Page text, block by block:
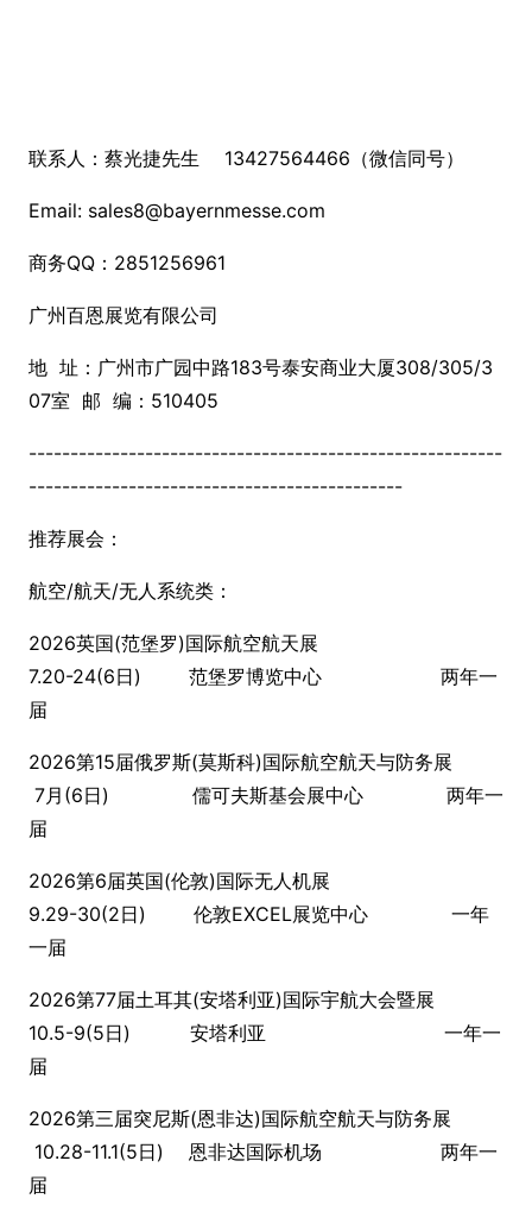
联系人：蔡光捷先生 13427564466（微信同号）
Email: sales8@bayernmesse.com
商务QQ：2851256961
广州百恩展览有限公司
地 址：广州市广园中路183号泰安商业大厦308/305/3
07室 邮 编：510405
---------------------------------------------------------
---------------------------------------------
推荐展会：
航空/航天/无人系统类：
2026英国(范堡罗)国际航空航天展
7.20-24(6日) 范堡罗博览中心 两年一
届
2026第15届俄罗斯(莫斯科)国际航空航天与防务展
7月(6日) 儒可夫斯基会展中心 两年一
届
2026第6届英国(伦敦)国际无人机展
9.29-30(2日) 伦敦EXCEL展览中心 一年
一届
2026第77届土耳其(安塔利亚)国际宇航大会暨展
10.5-9(5日) 安塔利亚 一年一
届
2026第三届突尼斯(恩非达)国际航空航天与防务展
10.28-11.1(5日) 恩非达国际机场 两年一
届